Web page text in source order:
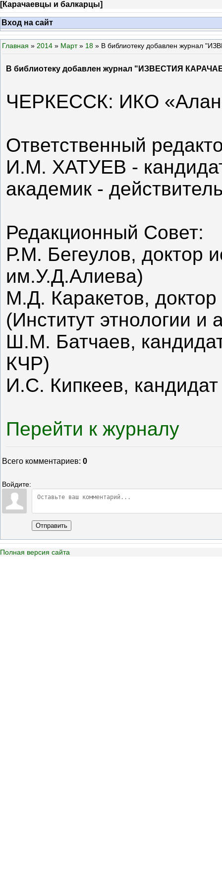
[Карачаевцы и балкарцы]
Вход на сайт
Главная » 2014 » Март » 18 » В библиотеку добавлен журнал
В библиотеку добавлен журнал "ИЗВЕСТИЯ
ЧЕРКЕССК: ИКО
Ответственный
И.М. ХАТУЕВ -
академик -
Редакционный Совет:
Р.М. Бегеулов, доктор
им.У.Д.Алиева)
М.Д. Каракетов, доктор
(Институт этнологии и
Ш.М. Батчаев,
КЧР)
И.С. Кипкеев, кандидат
Перейти к журналу
Всего комментариев: 0
Войдите:
Отправить
Полная версия сайта